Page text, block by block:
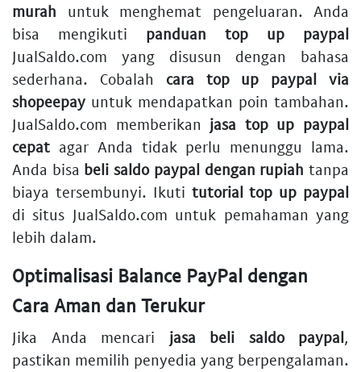
murah untuk menghemat pengeluaran. Anda
bisa mengikuti panduan top up paypal
JualSaldo.com yang disusun dengan bahasa
sederhana. Cobalah cara top up paypal via
shopeepay untuk mendapatkan poin tambahan.
JualSaldo.com memberikan jasa top up paypal
cepat agar Anda tidak perlu menunggu lama.
Anda bisa beli saldo paypal dengan rupiah tanpa
biaya tersembunyi. Ikuti tutorial top up paypal
di situs JualSaldo.com untuk pemahaman yang
lebih dalam.
Optimalisasi Balance PayPal dengan
Cara Aman dan Terukur
Jika Anda mencari jasa beli saldo paypal,
pastikan memilih penyedia yang berpengalaman.